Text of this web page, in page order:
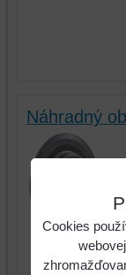
Náhradný
Cookies